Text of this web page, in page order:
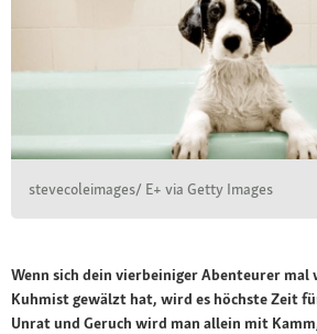
stevecoleimages/ E+ via Getty Images
Wenn sich dein vierbeiniger Abenteurer mal
Kuhmist gewälzt hat, wird es höchste Zeit
Unrat und Geruch wird man allein mit